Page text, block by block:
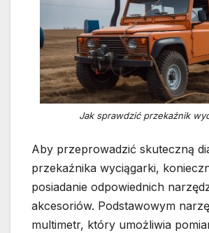
Jak sprawdzić przekaźnik
Aby przeprowadzić skuteczną
przekaźnika wyciągarki,
posiadanie odpowiednich
akcesoriów. Podstawowym
multimetr, który umożliwia